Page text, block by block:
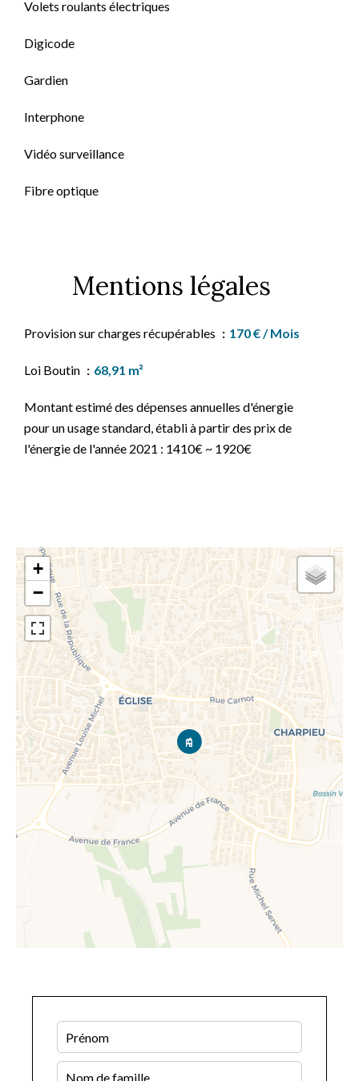
Volets roulants électriques
Digicode
Gardien
Interphone
Vidéo surveillance
Fibre optique
Mentions légales
Provision sur charges récupérables 170 € / Mois
Loi Boutin 68,91 m²
Montant estimé des dépenses annuelles d'énergie
pour un usage standard, établi à partir des prix de
l'énergie de l'année 2021 : 1410€ ~ 1920€
+
−